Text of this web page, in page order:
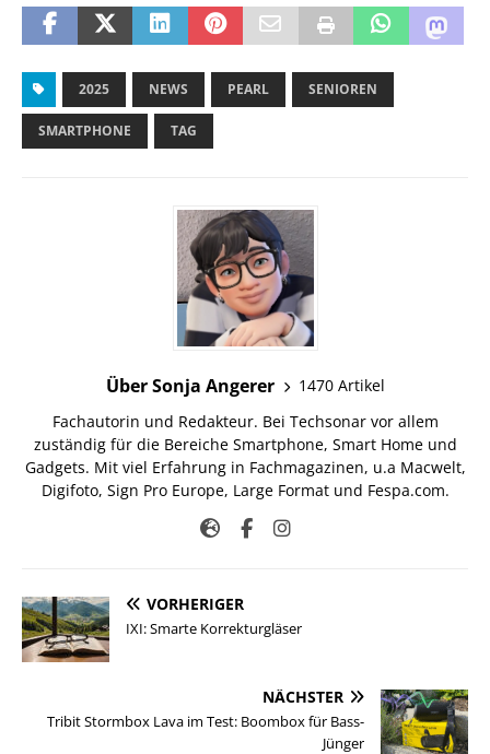
2025 NEWS PEARL SENIOREN
SMARTPHONE TAG
Über Sonja Angerer
1470 Artikel
Fachautorin und Redakteur. Bei Techsonar vor allem
zuständig für die Bereiche Smartphone, Smart Home und
Gadgets. Mit viel Erfahrung in Fachmagazinen, u.a Macwelt,
Digifoto, Sign Pro Europe, Large Format und Fespa.com.
VORHERIGER
IXI: Smarte Korrekturgläser
NÄCHSTER
Tribit Stormbox Lava im Test: Boombox für Bass-
Jünger